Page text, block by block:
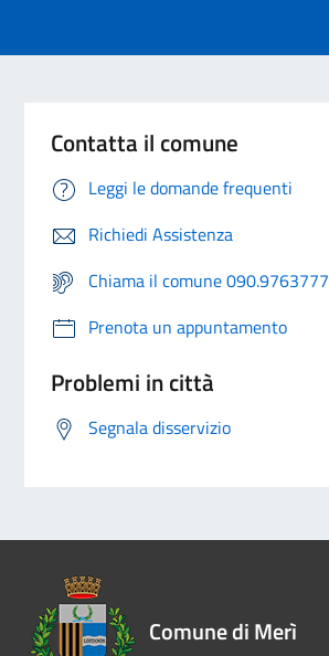
Contatta il comune
Leggi le domande frequenti
Richiedi Assistenza
Chiama il comune 090.9763777
Prenota un appuntamento
Problemi in città
Segnala disservizio
Comune di Merì